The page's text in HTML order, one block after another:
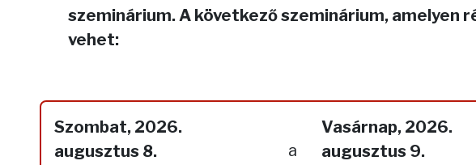
szeminárium. A következő szeminárium, amelyen
vehet:
Szombat, 2026.
augusztus 8.
a
Vasárnap, 2026.
augusztus 9.